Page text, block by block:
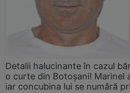
Detalii halucinante în cazul
o curte din Botoșani! Marinel
iar concubina lui se numără